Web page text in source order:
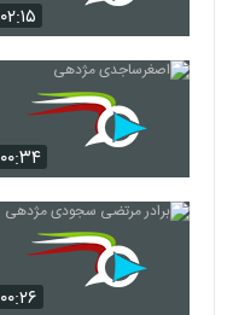
۰۲:۱۵
۰۰:۳۴
۰۰:۲۶